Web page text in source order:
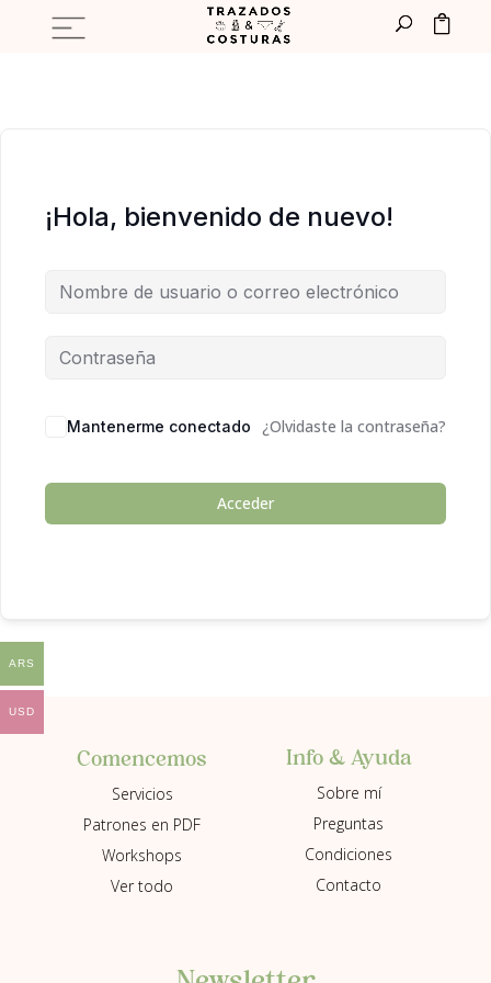
¡Hola, bienvenido de nuevo!
Mantenerme conectado ¿Olvidaste la contraseña?
Acceder
Comencemos
Servicios
Patrones en PDF
Workshops
Ver todo
Info & Ayuda
Sobre mí
Preguntas
Condiciones
Contacto
ARS
USD